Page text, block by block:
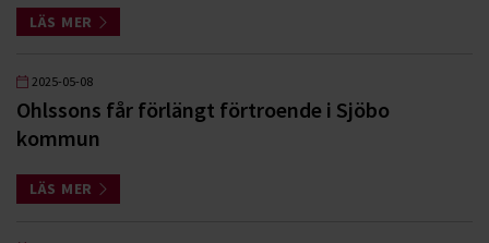
LÄS MER
2025-05-08
Ohlssons får förlängt förtroende i Sjöbo
kommun
LÄS MER